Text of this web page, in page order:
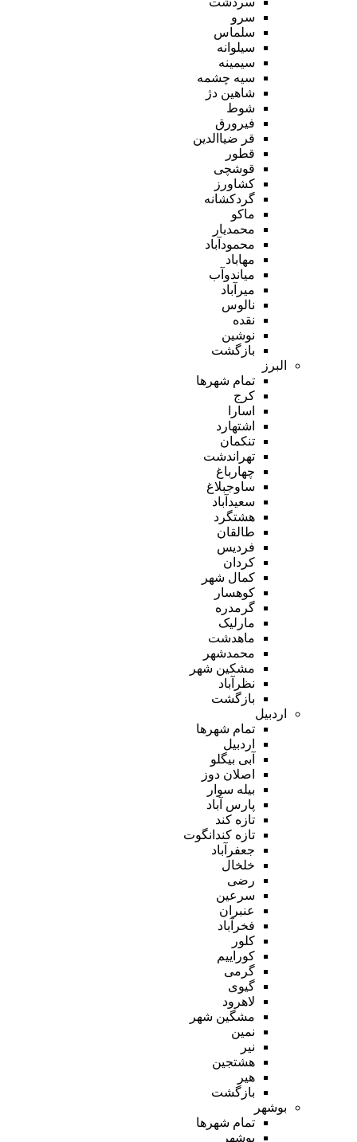
سرو
سلماس
سیلوانه
سیمینه
سیه چشمه
شاهین دژ
شوط
فیرورق
قر ضیاالدین
قطور
قوشچی
کشاورز
گردکشانه
ماکو
محمدیار
محمودآباد
مهاباد
میاندوآب
میرآباد
نالوس
نقده
نوشین
بازگشت
البرز
تمام شهر‌ها
کرج
اسارا
اشتهارد
تنکمان
تهراندشت
چهارباغ
ساوجبلاغ
سعیدآباد
هشتگرد
طالقان
فردیس
کردان
کمال شهر
کوهسار
گرمدره
مارلیک
ماهدشت
محمدشهر
مشکین شهر
نظرآباد
بازگشت
اردبیل
تمام شهر‌ها
اردبیل
آبی بیگلو
اصلان دوز
بیله سوار
پارس آباد
تازه کند
تازه کندانگوت
جعفرآباد
خلخال
رضی
سرعین
عنبران
فخرآباد
کلور
کوراییم
گرمی
گیوی
لاهرود
مشگین شهر
نمین
نیر
هشتجین
هیر
بازگشت
بوشهر
تمام شهر‌ها
بوشهر